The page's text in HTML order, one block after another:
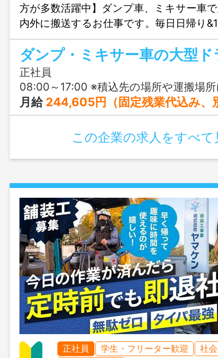
方が多数活躍中】ダンプ車、ミキサー車
内外に搬送するお仕事です。毎日日帰り
うので、体力負担が少なく健康的に長く
よ。
正社員
08:00～17:00 ※積込先の場所や運搬場所によって、出社・退社時間が変わる場合が
月給 244,605円（固定残業代込み、
この企業の求人をすべて
正社員 学生・フリーター歓迎
社